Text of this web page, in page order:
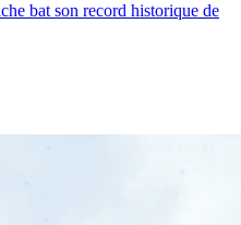
bat son record historique de